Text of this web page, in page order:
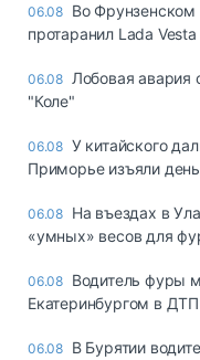
06.08 Во
протаранил Lada Vesta
06.08 Лобовая авария
"Коле"
06.08 У китайского
Приморье изъяли
06.08 Ha въeздax в
«yмныx» вecoв для
06.08 Водитель фуры
Екатеринбургом в
06.08 В Бурятии